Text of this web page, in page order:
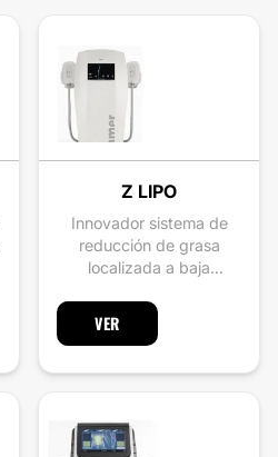
Z LIPO
Innovador sistema de
reducción de grasa
localizada a baja
VER